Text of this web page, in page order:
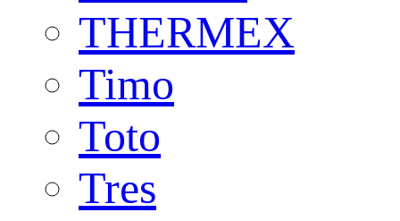
THERMEX
Timo
Toto
Tres